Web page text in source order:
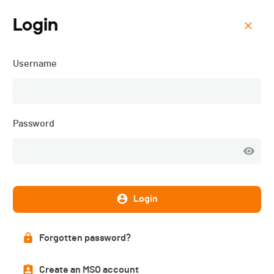
Login
Username
Password
Login
Forgotten password?
Create an MSO account
Menu
Mini ski-24 - 2021
Participant list 261 participants